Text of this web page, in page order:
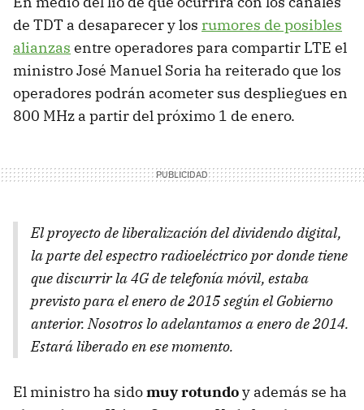
de TDT a desaparecer y los rumores de posibles
alianzas entre operadores para compartir LTE el
ministro José Manuel Soria ha reiterado que los
operadores podrán acometer sus despliegues en
800 MHz a partir del próximo 1 de enero.
El proyecto de liberalización del dividendo digital,
la parte del espectro radioeléctrico por donde tiene
que discurrir la 4G de telefonía móvil, estaba
previsto para el enero de 2015 según el Gobierno
anterior. Nosotros lo adelantamos a enero de 2014.
Estará liberado en ese momento.
El ministro ha sidomuy rotundoy además se ha